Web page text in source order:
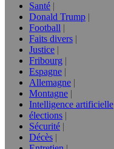
Santé
Donald Trump
Football
Faits divers
Justice
Fribourg
Espagne
Allemagne
Montagne
Intelligence artificielle
élections
Sécurité
Décès